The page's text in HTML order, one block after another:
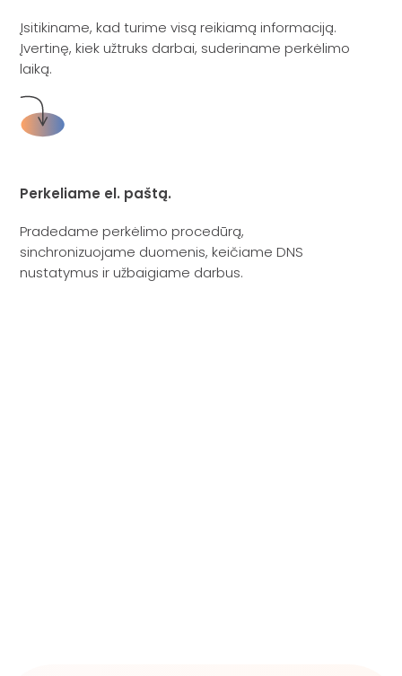
Įsitikiname, kad turime visą reikiamą informaciją.
Įvertinę, kiek užtruks darbai, suderiname perkėlimo
laiką.
Perkeliame el. paštą.
Pradedame perkėlimo procedūrą,
sinchronizuojame duomenis, keičiame DNS
nustatymus ir užbaigiame darbus.